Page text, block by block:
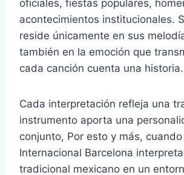
oficiales, fiestas populares,
acontecimientos institucionales.
reside únicamente en sus
también en la emoción que
cada canción cuenta una historia.
Cada interpretación refleja una
instrumento aporta una
conjunto, Por esto y más,
Internacional Barcelona
tradicional mexicano en un